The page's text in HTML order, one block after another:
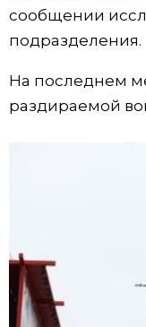
сообщении
подразделения.
На последнем
раздираемой